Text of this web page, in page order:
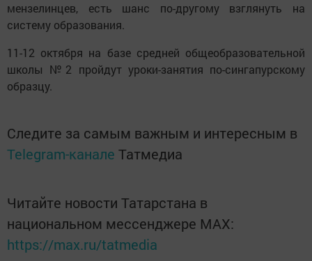
мензелинцев, есть шанс по-другому взглянуть на
систему образования.
11-12 октября на базе средней общеобразовательной
школы №2 пройдут уроки-занятия по-сингапурскому
образцу.
Следите за самым важным и интересным в
Telegram-канале Татмедиа
Читайте новости Татарстана в
национальном мессенджере MАХ:
https://max.ru/tatmedia